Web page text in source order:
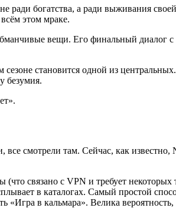
богатства, а ради выживания своей
этом мраке.
вещи. Его финальный диалог
становится одной из
безумия.
смотрели там. Сейчас, как известно,
связано с VPN и требует некоторых
в каталогах. Самый простой
в кальмара». Велика вероятность,